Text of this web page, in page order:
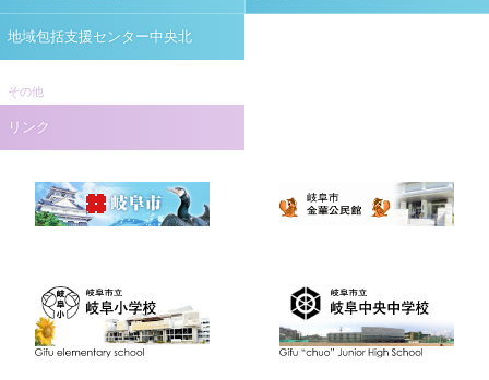
地域包括支援センター中央北
その他
リンク